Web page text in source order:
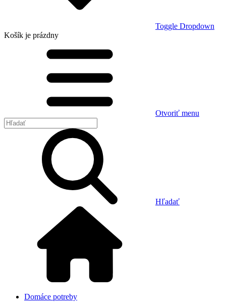
Toggle Dropdown
Košík je prázdny
Otvoriť menu
Hľadať
Domáce potreby